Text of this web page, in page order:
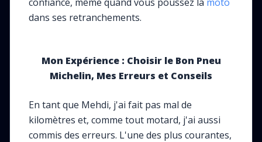
dans ses retranchements.
Mon Expérience : Choisir le Bon Pneu
Michelin, Mes Erreurs et Conseils
En tant que Mehdi, j'ai fait pas mal de
kilomètres et, comme tout motard, j'ai aussi
commis des erreurs. L'une des plus courantes,